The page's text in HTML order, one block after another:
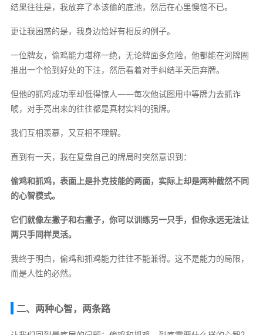
结果往往是，我放弃了本该偷的底池，然后在心里懊恼不已。
更让我困惑的是，我身边恰好有相反的例子。
一位牌友，偷鸡能力堪称一绝，无论牌面多危险，他都能在河牌圈
推出一个恰到好处的下注，然后看着对手纠结半天后弃牌。
但他的抓鸡成功率却低得惊人——每次他试图用中等牌力去抓诈
唬，对手亮出来的往往都是真材实料的强牌。
我们互相羡慕，又互相不理解。
直到有一天，我在复盘自己的牌局时突然意识到：
偷鸡和抓鸡，表面上是扑克技能的两面，实际上却是两种截然不同
的心智模式。
它们就像左撇子和右撇子，你可以训练另一只手，但你永远无法让
两只手同样灵活。
我终于明白，偷鸡和抓鸡能力往往不能兼得。这不是能力的局限，
而是人性的必然。
二、两种心智，两条路